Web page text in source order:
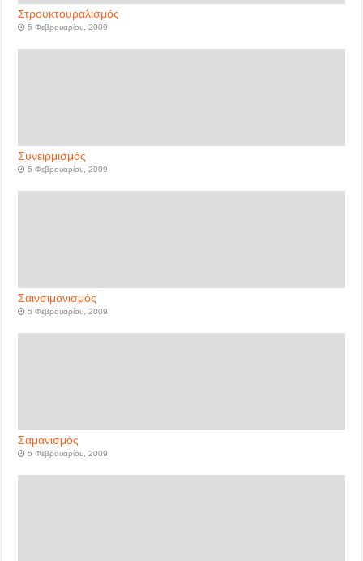
Στρουκτουραλισμός
5 Φεβρουαρίου, 2009
Συνειρμισμός
5 Φεβρουαρίου, 2009
Σαινσιμονισμός
5 Φεβρουαρίου, 2009
Σαμανισμός
5 Φεβρουαρίου, 2009